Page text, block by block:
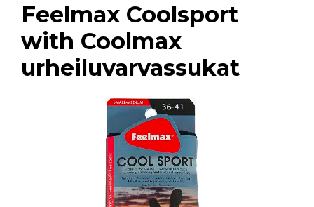
Feelmax Coolsport
with Coolmax
urheiluvarvassukat